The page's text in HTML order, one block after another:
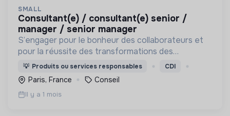
SMALL
consultant(e) / consultant(e) senior /
manager / senior manager
S’engager pour le bonheur des collaborateurs et
pour la réussite des transformations des
organisations
💡 Produits ou services responsables CDI
Paris, France Conseil
Il y a 1 mois